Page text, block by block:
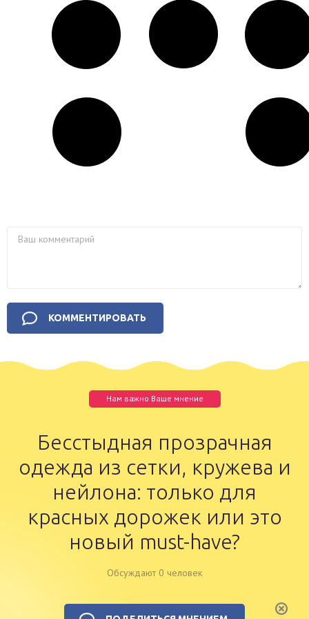
Нам важно Ваше мнение
Бесстыдная прозрачная
одежда из сетки, кружева и
нейлона: только для
красных дорожек или это
новый must-have?
Обсуждают 0 человек